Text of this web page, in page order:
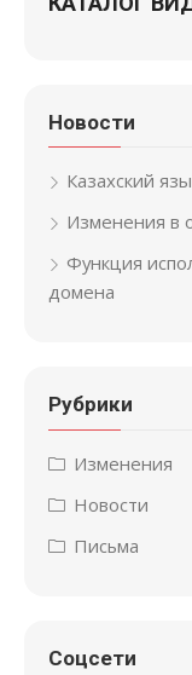
Новости
Казахский
Изменения в
Функция
домена
Рубрики
Изменения
Новости
Письма
Соцсети